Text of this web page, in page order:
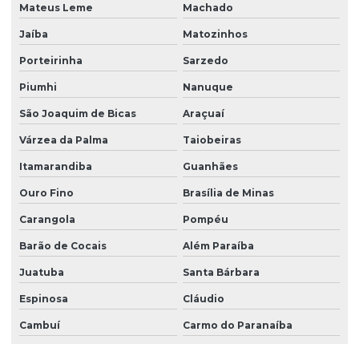
Mateus Leme Machado
Jaíba Matozinhos
Porteirinha Sarzedo
Piumhi Nanuque
São Joaquim de Bicas Araçuaí
Várzea da Palma Taiobeiras
Itamarandiba Guanhães
Ouro Fino Brasília de Minas
Carangola Pompéu
Barão de Cocais Além Paraíba
Juatuba Santa Bárbara
Espinosa Cláudio
Cambuí Carmo do Paranaíba